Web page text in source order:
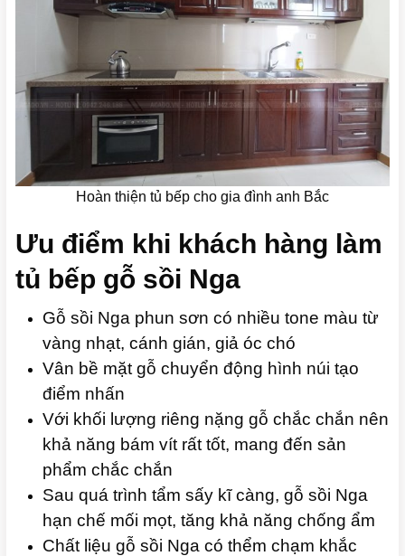
Hoàn thiện tủ bếp cho gia đình anh Bắc
Ưu điểm khi khách hàng làm
tủ bếp gỗ sồi Nga
Gỗ sồi Nga phun sơn có nhiều tone màu từ
vàng nhạt, cánh gián, giả óc chó
Vân bề mặt gỗ chuyển động hình núi tạo
điểm nhấn
Với khối lượng riêng nặng gỗ chắc chắn nên
khả năng bám vít rất tốt, mang đến sản
phẩm chắc chắn
Sau quá trình tẩm sấy kĩ càng, gỗ sồi Nga
hạn chế mối mọt, tăng khả năng chống ẩm
Chất liệu gỗ sồi Nga có thểm chạm khắc